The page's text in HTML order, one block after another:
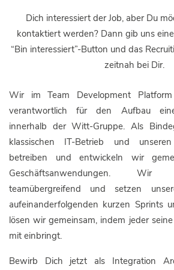
Dich interessiert der Job, aber Du
kontaktiert werden? Dann gib uns
“Bin interessiert”-Button und das
zeitnah bei Dir.
Wir im Team Development
verantwortlich für den Aufbau
innerhalb der Witt-Gruppe. Als
klassischen IT-Betrieb und unseren
betreiben und entwickeln wir
Geschäftsanwendungen.
teamübergreifend und setzen
aufeinanderfolgenden kurzen Sprints
lösen wir gemeinsam, indem jeder
mit einbringt.
Bewirb Dich jetzt als Integration